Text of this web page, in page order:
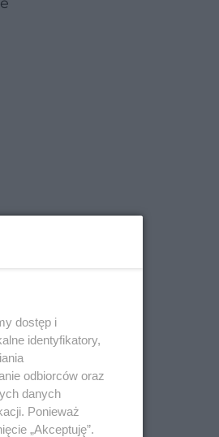
,
dostęp i
identyfikatory,
odbiorców oraz
danych
Ponieważ
„Akceptuję”.